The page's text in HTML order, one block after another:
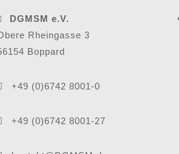
DGMSM e.V.
Rheingasse 3
Boppard
+49 (0)6742 8001-0
+49 (0)6742 8001-27